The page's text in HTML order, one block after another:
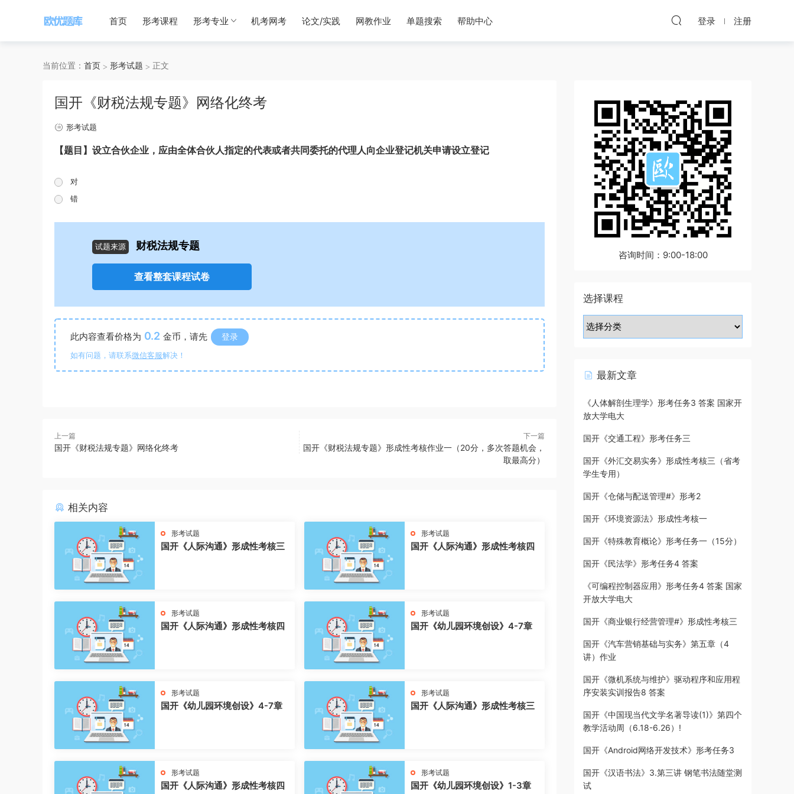
首页 形考课程 形考专业 机考网考 论文/实践 网教作业 单题搜索 帮助中心 登录 注册
当前位置： 首页 形考试题 正文
国开《财税法规专题》网络化终考
形考试题
【题目】设立合伙企业，应由全体合伙人指定的代表或者共同委托的代理人向企业登记机关申请设立登记
对
错
试题来源 财税法规专题
查看整套课程试卷
此内容查看价格为 0.2 金币，请先 登录
如有问题，请联系微信客服解决！
上一篇
国开《财税法规专题》网络化终考
下一篇
国开《财税法规专题》形成性考核作业一（20分，多次答题机会，
取最高分）
相关内容
形考试题
国开《人际沟通》形成性考核三
形考试题
国开《人际沟通》形成性考核四
形考试题
国开《人际沟通》形成性考核四
形考试题
国开《幼儿园环境创设》4-7章
形考试题
国开《幼儿园环境创设》4-7章
形考试题
国开《人际沟通》形成性考核三
形考试题
国开《人际沟通》形成性考核四
形考试题
国开《幼儿园环境创设》1-3章
咨询时间：9:00-18:00
选择课程
最新文章
《人体解剖生理学》形考任务3 答案 国家开
放大学电大
国开《交通工程》形考任务三
国开《外汇交易实务》形成性考核三（省考
学生专用）
国开《仓储与配送管理#》形考2
国开《环境资源法》形成性考核一
国开《特殊教育概论》形考任务一（15分）
国开《民法学》形考任务4 答案
《可编程控制器应用》形考任务4 答案 国家
开放大学电大
国开《商业银行经营管理#》形成性考核三
国开《汽车营销基础与实务》第五章（4
讲）作业
国开《微机系统与维护》驱动程序和应用程
序安装实训报告8 答案
国开《中国现当代文学名著导读(1)》第四个
教学活动周（6.18-6.26）!
国开《Android网络开发技术》形考任务3
国开《汉语书法》3.第三讲 钢笔书法随堂测
试